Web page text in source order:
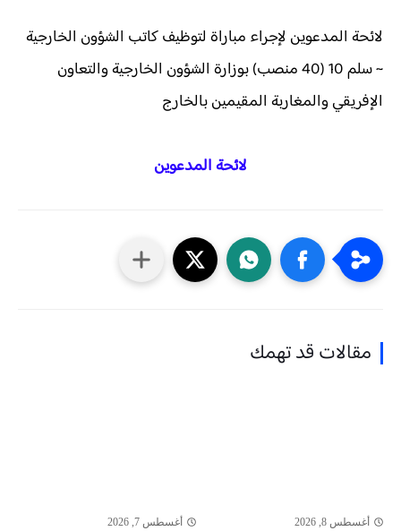
لائحة المدعوين لإجراء مباراة لتوظيف كاتب الشؤون الخارجية
~ سلم 10 (40 منصب) بوزارة الشؤون الخارجية والتعاون
الإفريقي والمغاربة المقيمين بالخارج
لائحة المدعوين
مقالات قد تهمك
أغسطس 8, 2026 أغسطس 7, 2026